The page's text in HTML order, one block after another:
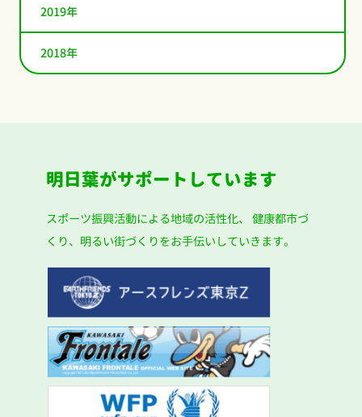
2019年
2018年
明日葉がサポートしています
スポーツ振興活動による地域の活性化、 健康都市づ
くり、明るい街づくりをお手伝いしていきます。